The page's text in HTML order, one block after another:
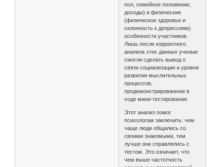
пол, семейное положение,
доходы) и физические
(физическое здоровье и
склонность к депрессиям)
особенности участников.
Лишь после корректного
анализа этих данных ученые
смогли сделать вывод о
связи социализации и уровня
развития мыслительных
процессов,
продемонстрированном в
ходе мини-тестирования.
Этот анализ помог
психологам заключить: чем
чаще люди общались со
своими знакомыми, тем
лучше они справлялись с
тестом. Это означает, что
чем выше частотность